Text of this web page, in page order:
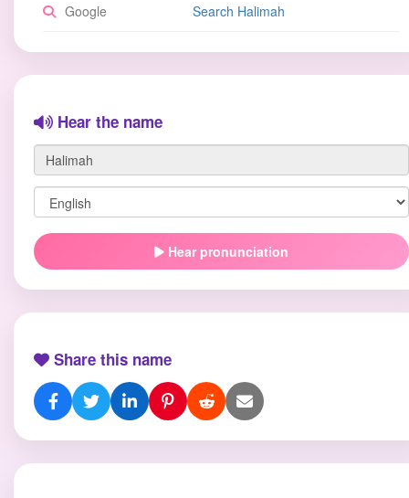
Google Search Halimah
Hear the name
Hear pronunciation
Share this name